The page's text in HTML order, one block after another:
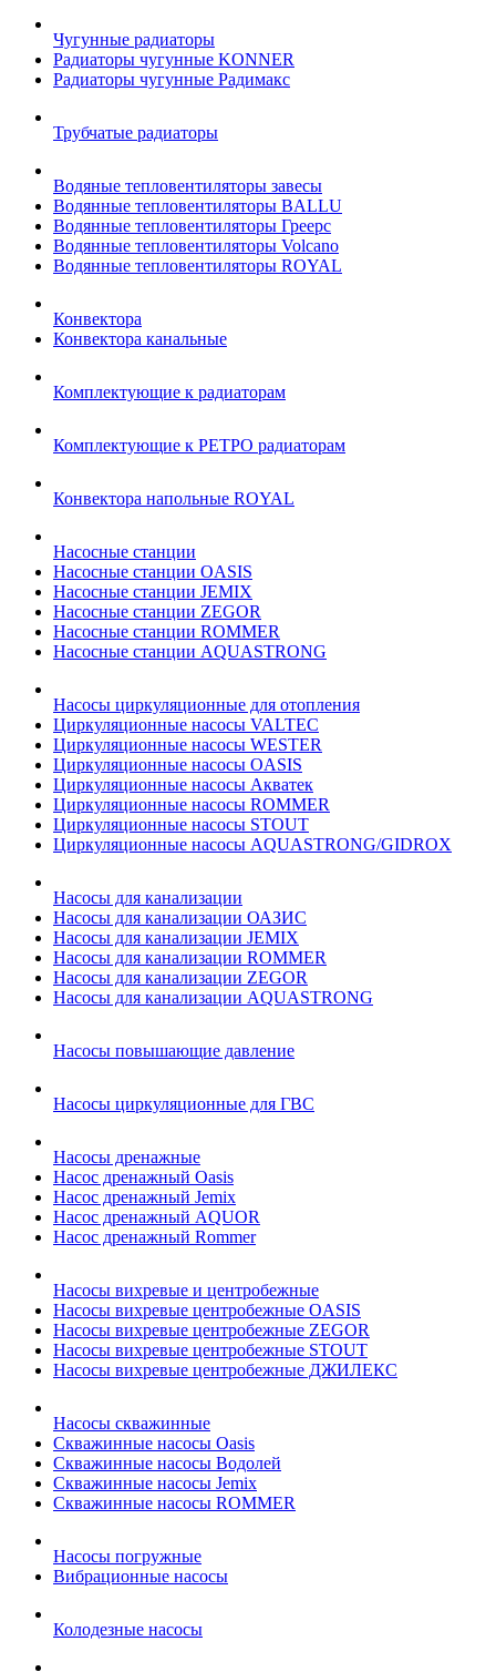
Чугунные радиаторы
Радиаторы чугунные KONNER
Радиаторы чугунные Радимакс
Трубчатые радиаторы
Водяные тепловентиляторы завесы
Водянные тепловентиляторы BALLU
Водянные тепловентиляторы Греерс
Водянные тепловентиляторы Volcano
Водянные тепловентиляторы ROYAL
Конвектора
Конвектора канальные
Комплектующие к радиаторам
Комплектующие к РЕТРО радиаторам
Конвектора напольные ROYAL
Насосные станции
Насосные станции OASIS
Насосные станции JEMIX
Насосные станции ZEGOR
Насосные станции ROMMER
Насосные станции AQUASTRONG
Насосы циркуляционные для отопления
Циркуляционные насосы VALTEC
Циркуляционные насосы WESTER
Циркуляционные насосы OASIS
Циркуляционные насосы Акватек
Циркуляционные насосы ROMMER
Циркуляционные насосы STOUT
Циркуляционные насосы AQUASTRONG/GIDROX
Насосы для канализации
Насосы для канализации ОАЗИС
Насосы для канализации JEMIX
Насосы для канализации ROMMER
Насосы для канализации ZEGOR
Насосы для канализации AQUASTRONG
Насосы повышающие давление
Насосы циркуляционные для ГВС
Насосы дренажные
Насос дренажный Oasis
Насос дренажный Jemix
Насос дренажный AQUOR
Насос дренажный Rommer
Насосы вихревые и центробежные
Насосы вихревые центробежные OASIS
Насосы вихревые центробежные ZEGOR
Насосы вихревые центробежные STOUT
Насосы вихревые центробежные ДЖИЛЕКС
Насосы скважинные
Скважинные насосы Oasis
Скважинные насосы Водолей
Скважинные насосы Jemix
Cкважинные насосы ROMMER
Насосы погружные
Вибрационные насосы
Колодезные насосы